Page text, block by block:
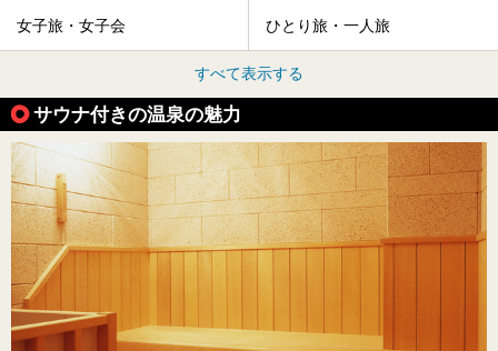
女子旅・女子会 ひとり旅・一人旅
すべて表示する
サウナ付きの温泉の魅力